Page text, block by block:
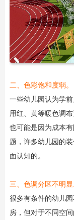
二、色彩饱和度弱。
一些幼儿园认为学
用红、黄等暖色调布
也可能是因为成本
题，许多幼儿园的
面认知的。
三、色调分区不明显
很多有条件的幼儿
房，但对于不同空间